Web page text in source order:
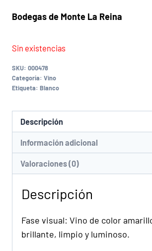
Bodegas de Monte La Reina
Sin existencias
SKU: 000478
Categoría: Vino
Etiqueta: Blanco
Descripción
Información adicional
Valoraciones (0)
Descripción
Fase visual: Vino de color
brillante, limpio y luminoso.